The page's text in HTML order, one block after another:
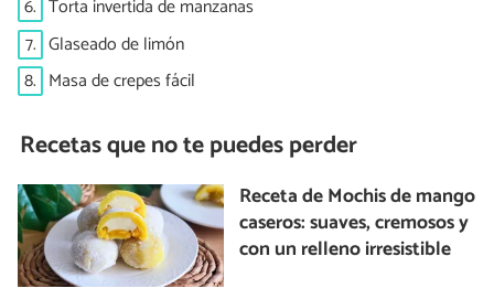
6. Torta invertida de manzanas
7. Glaseado de limón
8. Masa de crepes fácil
Recetas que no te puedes perder
Receta de Mochis de mango
caseros: suaves, cremosos y
con un relleno irresistible